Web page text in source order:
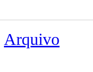
Arquivo